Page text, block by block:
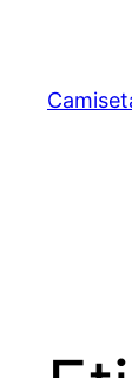
contenido